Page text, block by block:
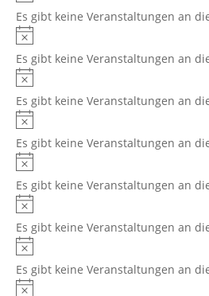
Es gibt keine Veranstaltungen an
Hinweis
Es gibt keine Veranstaltungen an
Hinweis
Es gibt keine Veranstaltungen an
Hinweis
Es gibt keine Veranstaltungen an
Hinweis
Es gibt keine Veranstaltungen an
Hinweis
Es gibt keine Veranstaltungen an
Hinweis
Es gibt keine Veranstaltungen an
Hinweis